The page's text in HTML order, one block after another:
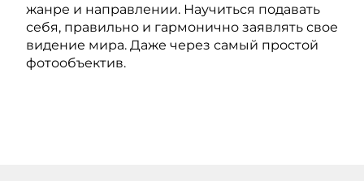
жанре и направлении. Научиться подавать
себя, правильно и гармонично заявлять свое
видение мира. Даже через самый простой
фотообъектив.